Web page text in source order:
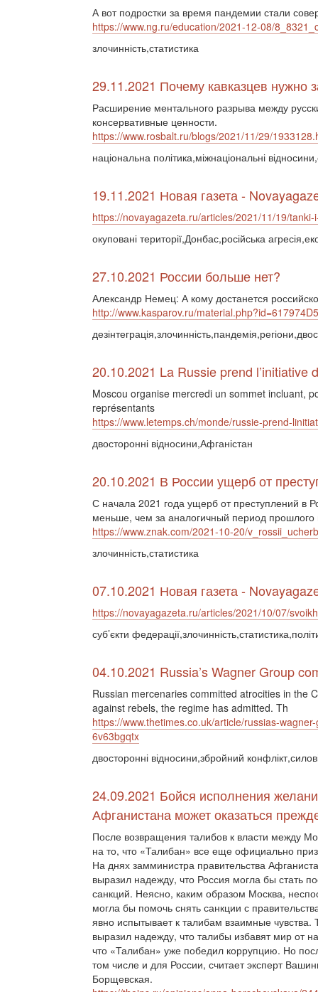
А вот подростки за время пандемии стали
https://www.ng.ru/education/2021-12-08/
злочинність,статистика
29.11.2021 Почему кавказцев
Расширение ментального разрыва между
консервативные ценности.
https://www.rosbalt.ru/blogs/2021/11/29/
національна політика,міжнаціональні
19.11.2021 Новая газета -
https://novayagazeta.ru/articles/2021/11/19/tanki-
окуповані території,Донбас,російська
27.10.2021 России больше нет?
Александр Немец: А кому достанется
http://www.kasparov.ru/
20.10.2021 La Russie prend l’initiative
Moscou organise mercredi un sommet incluant,
représentants
https://www.letemps.ch/monde/russie-prend-
двосторонні відносини,Афганістан
20.10.2021 В России ущерб от
С начала 2021 года ущерб от преступлений в
меньше, чем за аналогичный период прошлого
https://www.znak.com/2021-10-20/
злочинність,статистика
07.10.2021 Новая газета -
https://novayagazeta.ru/articles/2021/10/07/
суб’єкти
04.10.2021 Russia’s Wagner Group
Russian mercenaries committed atrocities in the
against rebels, the regime has admitted. Th
https://www.thetimes.co.uk/article/russias-
6v63bgqtx
двосторонні відносини,збройний
24.09.2021 Бойся исполнения
Афганистана может оказаться
После возвращения талибов к власти между
на то, что «Талибан» все еще официально
На днях замминистра правительства
выразил надежду, что Россия могла бы стать
санкций. Неясно, каким образом Москва,
могла бы помочь снять санкции с
явно испытывает к талибам взаимные
выразил надежду, что талибы избавят мир от
что «Талибан» уже победил коррупцию. Но
том числе и для России, считает эксперт
Борщевская.